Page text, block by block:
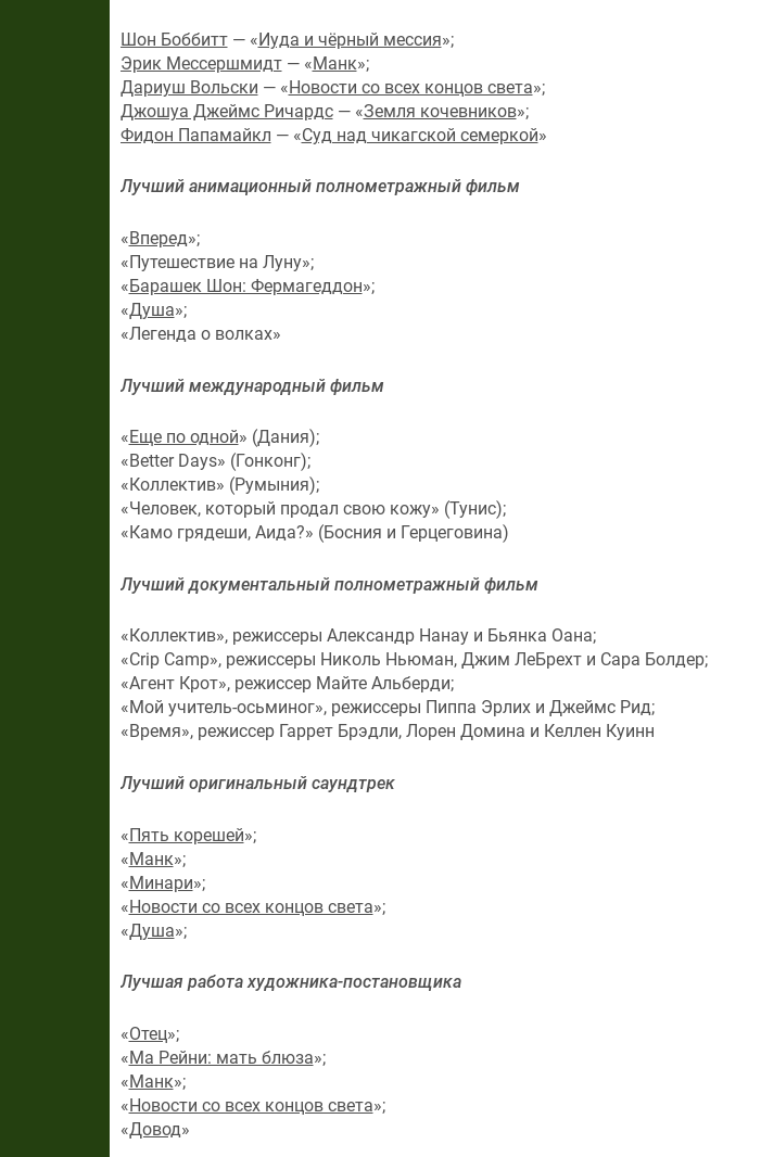
Шон Боббитт— «Иуда и чёрный мессия»;
Эрик Мессершмидт— «Манк»;
Дариуш Вольски — «Новости со всех концов света»;
Джошуа Джеймс Ричардс— «Земля кочевников»;
Фидон Папамайкл — «Суд над чикагской семеркой»
Лучший анимационный полнометражный фильм
«Вперед»;
«Путешествие на Луну»;
«Барашек Шон: Фермагеддон»;
«Душа»;
«Легенда о волках»
Лучший международный фильм
«Еще по одной» (Дания);
«Better Days» (Гонконг);
«Коллектив» (Румыния);
«Человек, который продал свою кожу» (Тунис);
«Камо грядеши, Аида?» (Босния и Герцеговина)
Лучший документальный полнометражный фильм
«Коллектив», режиссеры Александр Нанау и Бьянка Оана;
«Crip Camp», режиссеры Николь Ньюман, Джим ЛеБрехт и Сара Болдер;
«Агент Крот», режиссер Майте Альберди;
«Мой учитель-осьминог», режиссеры Пиппа Эрлих и Джеймс Рид;
«Время», режиссер Гаррет Брэдли, Лорен Домина и Келлен Куинн
Лучший оригинальный саундтрек
«Пять корешей»;
«Манк»;
«Минари»;
«Новости со всех концов света»;
«Душа»;
Лучшая работа художника-постановщика
«Отец»;
«Ма Рейни: мать блюза»;
«Манк»;
«Новости со всех концов света»;
«Довод»